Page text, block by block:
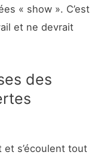
« show ». C’est
et ne devrait
des
s’écoulent tout